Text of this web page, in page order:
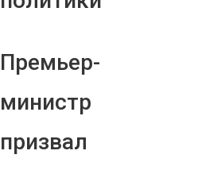
Премьер-
министр
призвал